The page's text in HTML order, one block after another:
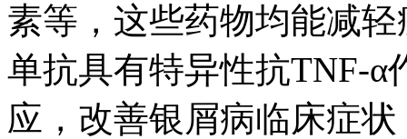
素等，这些药物均能减
单抗具有特异性抗TNF-α
应，改善银屑病临床症